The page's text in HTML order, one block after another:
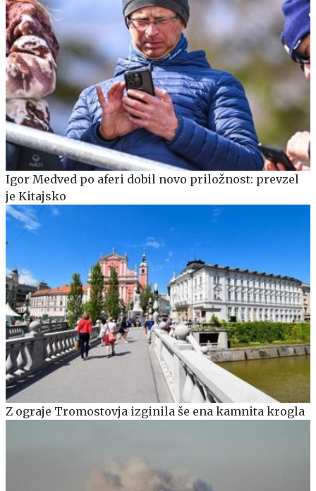
Igor Medved po aferi dobil novo priložnost: prevzel
je Kitajsko
Z ograje Tromostovja izginila še ena kamnita krogla